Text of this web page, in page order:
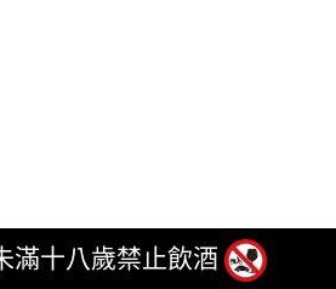
滿十八歲禁止飲酒